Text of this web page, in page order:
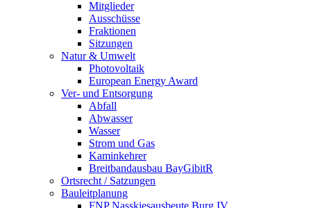
Mitglieder
Ausschüsse
Fraktionen
Sitzungen
Natur & Umwelt
Photovoltaik
European Energy Award
Ver- und Entsorgung
Abfall
Abwasser
Wasser
Strom und Gas
Kaminkehrer
Breitbandausbau BayGibitR
Ortsrecht / Satzungen
Bauleitplanung
FNP Nasskiesausbeute Burg IV